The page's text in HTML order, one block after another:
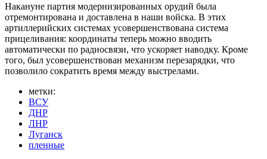
Накануне партия модернизированных орудий была
отремонтирована и доставлена в наши войска. В этих
артиллерийских системах усовершенствована система
прицеливания: координаты теперь можно вводить
автоматически по радиосвязи, что ускоряет наводку. Кроме
того, был усовершенствован механизм перезарядки, что
позволило сократить время между выстрелами.
метки:
ВСУ
ДНР
ЛНР
Луганск
пленные